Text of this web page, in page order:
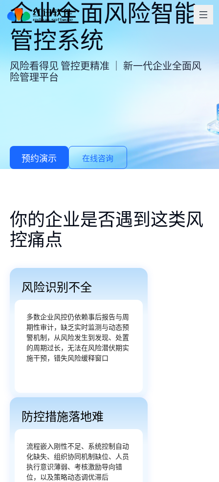
企业全面风险智能
管控系统
风险看得见 管控更精准 ｜ 新一代企业全面风
险管理平台
预约演示 在线咨询
你的企业是否遇到这类风
控痛点
风险识别不全
多数企业风控仍依赖事后报告与周
期性审计，缺乏实时监测与动态预
警机制，从风险发生到发现、处置
的周期过长，无法在风险潜伏期实
施干预，错失风险缓释窗口
防控措施落地难
流程嵌入刚性不足、系统控制自动
化缺失、组织协同机制缺位、人员
执行意识薄弱、考核激励导向错
位，以及策略动态调优滞后